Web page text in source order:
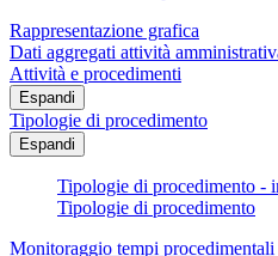
Rappresentazione grafica
Dati aggregati attività
Attività e procedimenti
Espandi
Tipologie di procedimento
Espandi
Tipologie di procedimento -
Tipologie di procedimento
Monitoraggio tempi procedimentali